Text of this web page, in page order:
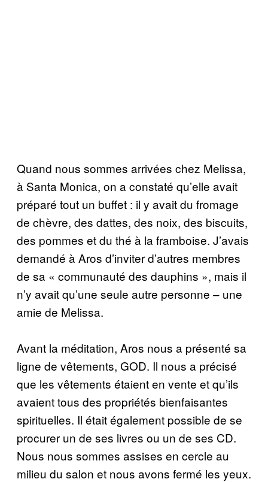
Quand nous sommes arrivées chez Melissa,
à Santa Monica, on a constaté qu’elle avait
préparé tout un buffet : il y avait du fromage
de chèvre, des dattes, des noix, des biscuits,
des pommes et du thé à la framboise. J’avais
demandé à Aros d’inviter d’autres membres
de sa « communauté des dauphins », mais il
n’y avait qu’une seule autre personne – une
amie de Melissa.
Avant la méditation, Aros nous a présenté sa
ligne de vêtements, GOD. Il nous a précisé
que les vêtements étaient en vente et qu’ils
avaient tous des propriétés bienfaisantes
spirituelles. Il était également possible de se
procurer un de ses livres ou un de ses CD.
Nous nous sommes assises en cercle au
milieu du salon et nous avons fermé les yeux.